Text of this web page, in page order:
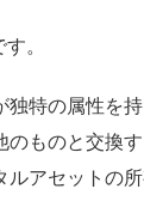
。
独特の属性を
ものと交換す
ルアセットの